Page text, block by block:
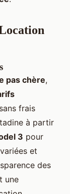
pas chère,
frais
à partir
3 pour
et
des
une